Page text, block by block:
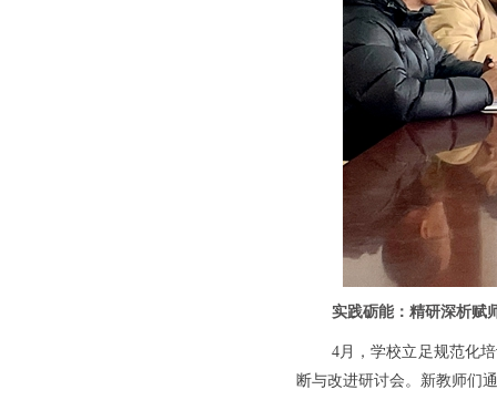
实践砺能：精研深析赋
4月，学校立足规范化
断与改进研讨会。新教师们